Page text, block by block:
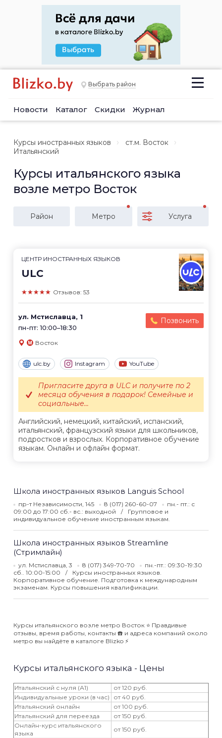
Выбрать район
Новости Каталог Скидки Журнал
Курсы иностранных языков
ст.м. Восток
Итальянский
Курсы итальянского языка
возле метро Восток
Район Метро Услуга
ЦЕНТР ИНОСТРАННЫХ ЯЗЫКОВ
ULC
★★★★★ Отзывов: 53
ул. Мстиславца, 1
пн-пт: 10:00–18:30
Позвонить
Восток
ulc.by Instagram YouTube
Английский, немецкий, китайский, испанский,
итальянский, французский языки для школьников,
подростков и взрослых. Корпоративное обучение
языкам. Онлайн и офлайн формат.
Пригласите друга в ULC и получите по 2
месяца обучения в подарок! Семейные и
социальные...
Школа иностранных языков Languis School
пр-т Независимости, 145 8 (017) 260-60-07
пн.- пт.: с
09:00 до 17:00 сб.- вс.: выходной
Групповое и
индивидуальное обучение иностранным языкам.
Школа иностранных языков Streamline
(Стримлайн)
ул. Мстиславца, 3 8 (017) 349-70-70
пн.-пт.: 09:30-19:30
сб.. 10:00-15:00
Курсы иностранных языков.
Корпоративное обучение. Подготовка к международным
экзаменам. Курсы повышения квалификации.
Курсы итальянского возле метро Восток ⭐️ Правдивые
отзывы, время работы, контакты ☎️ и адреса компаний около
метро вы найдёте в каталоге Blizko ⚡️
Курсы итальянского языка - Цены
Итальянский с нуля (А1)
от 120 руб.
Индивидуальные уроки (в час)
от 40 руб.
Итальянский онлайн
от 100 руб.
Итальянский для переезда
от 150 руб.
Онлайн-курс итальянского
языка
от 150 руб.